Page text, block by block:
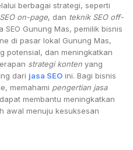
berbagai strategi, seperti
on-page, dan teknik SEO off-
SEO Gunung Mas, pemilik bisnis
di pasar lokal Gunung Mas,
potensial, dan meningkatkan
strategi konten yang
dari jasa SEO ini. Bagi bisnis
memahami pengertian jasa
membantu meningkatkan
awal menuju kesuksesan